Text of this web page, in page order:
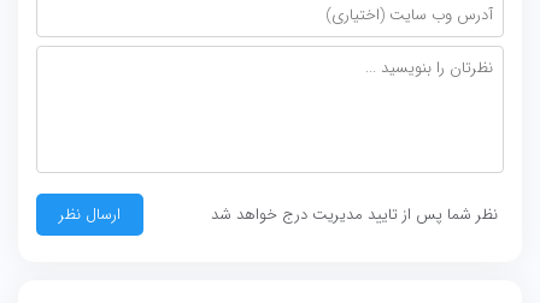
نظر شما پس از تایید مدیریت درج خواهد شد